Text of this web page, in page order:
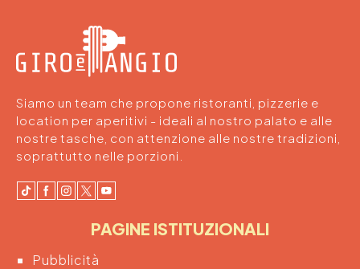
Siamo un team che propone ristoranti, pizzerie e
location per aperitivi - ideali al nostro palato e alle
nostre tasche, con attenzione alle nostre tradizioni,
soprattutto nelle porzioni.
PAGINE ISTITUZIONALI
Pubblicità